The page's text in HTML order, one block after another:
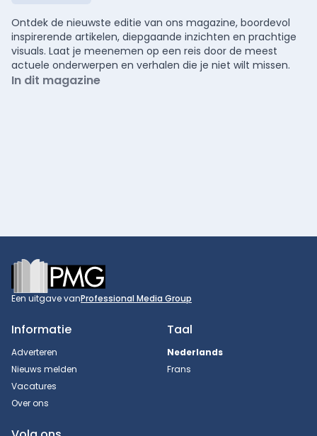
Ontdek de nieuwste editie van ons magazine, boordevol
inspirerende artikelen, diepgaande inzichten en prachtige
visuals. Laat je meenemen op een reis door de meest
actuele onderwerpen en verhalen die je niet wilt missen.
In dit magazine
Footer
Een uitgave vanProfessional Media Group
Informatie
Adverteren
Nieuws melden
Vacatures
Over ons
Taal
Nederlands
Frans